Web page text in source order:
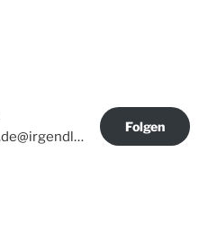
@irgendlink.de@irgendlink.de
Folgen